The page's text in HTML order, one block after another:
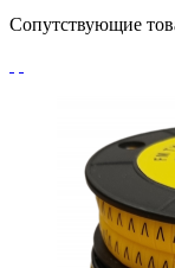
Сопутствующие